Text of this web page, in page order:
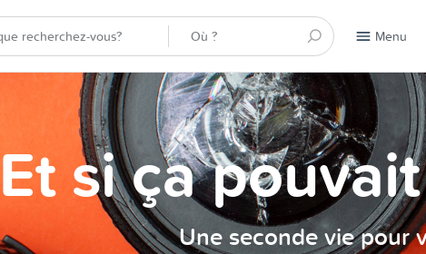
Menu
Et si ça
Une seconde vie pour